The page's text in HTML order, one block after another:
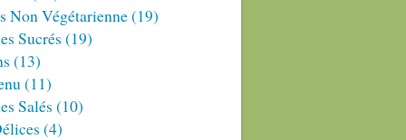
Non Végétarienne(19)
Sucrés (19)
(13)
(11)
Salés (10)
(4)